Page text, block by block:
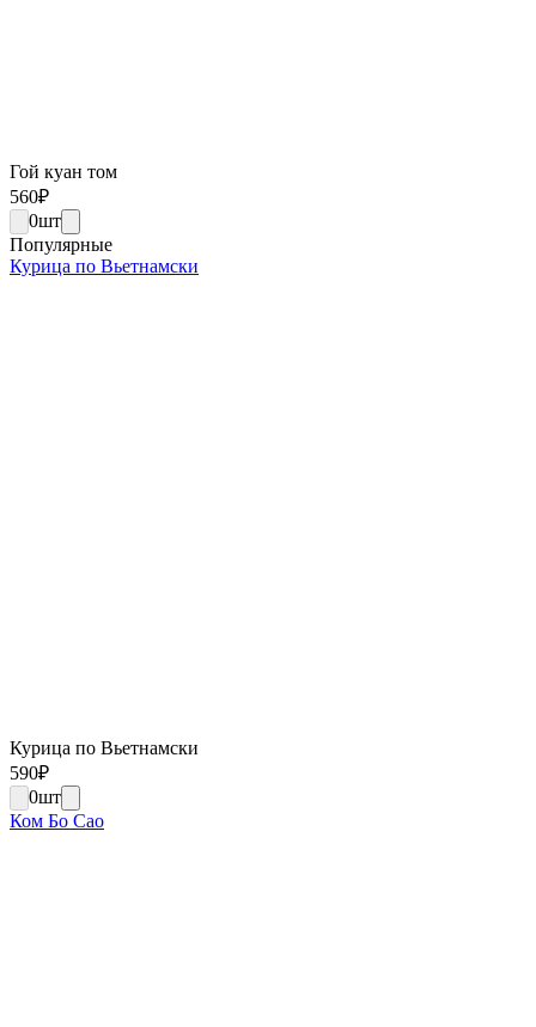
Гой куан том
560₽
0шт
Популярные
Курица по Вьетнамски
Курица по Вьетнамски
590₽
0шт
Ком Бо Сао